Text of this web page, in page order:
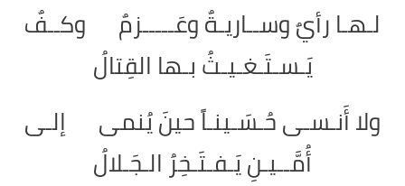
لـهـا رأيٌ وســاريـةٌ وعَـــــزمٌ وكــفٌ
يَـسـتَـغـيـثُ بـها القِتالُ
ولا أَنـسـى حُـسَـينـاً حينَ يُنمى إلـى
أُمَّــيـنِ يَـفـتَـخِرُ الـجَـلالُ